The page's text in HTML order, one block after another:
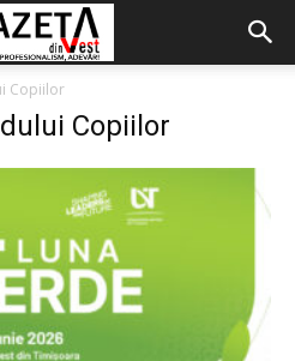
Copiilor
Copiilor